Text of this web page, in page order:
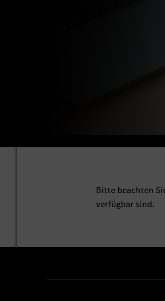
Bitte beachten
verfügbar sind.